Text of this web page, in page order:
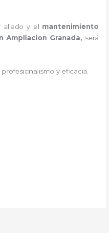
aliado y el mantenimiento
Granada, será
y eficacia.